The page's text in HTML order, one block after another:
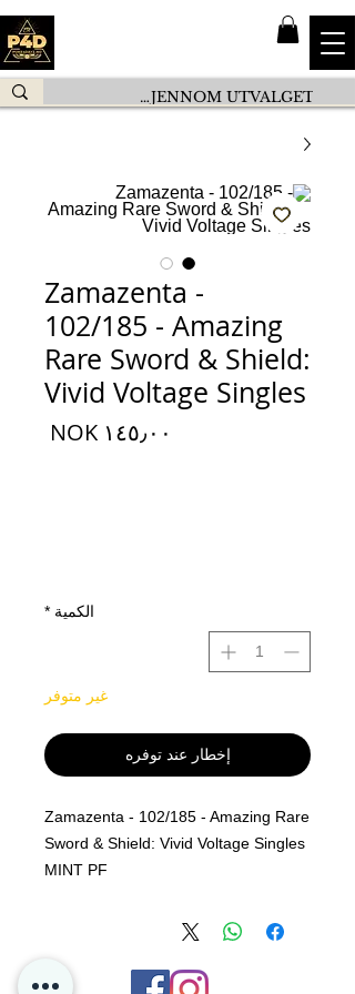
Zamazenta -
102/185 - Amazing
Rare Sword & Shield:
Vivid Voltage Singles
الكمية *
غير متوفر
إخطار عند توفره
Zamazenta - 102/185 - Amazing Rare
Sword & Shield: Vivid Voltage Singles
MINT PF
utvalg som mulig innen